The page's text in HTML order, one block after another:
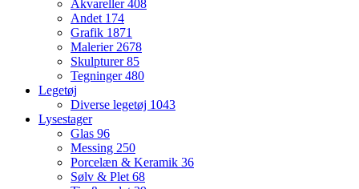
Akvareller408
Andet 174
Grafik 1871
Malerier2678
Skulpturer85
Tegninger480
Legetøj
Diverse legetøj 1043
Lysestager
Glas 96
Messing 250
Porcelæn & Keramik 36
Sølv & Plet68